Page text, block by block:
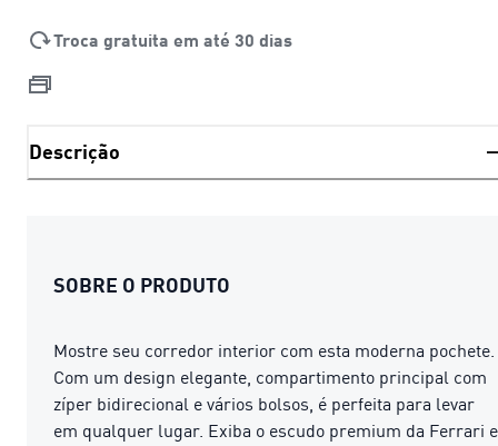
Troca gratuita em até 30 dias
Descrição
SOBRE O PRODUTO
Mostre seu corredor interior com esta moderna pochete.
Com um design elegante, compartimento principal com
zíper bidirecional e vários bolsos, é perfeita para levar
em qualquer lugar. Exiba o escudo premium da Ferrari e